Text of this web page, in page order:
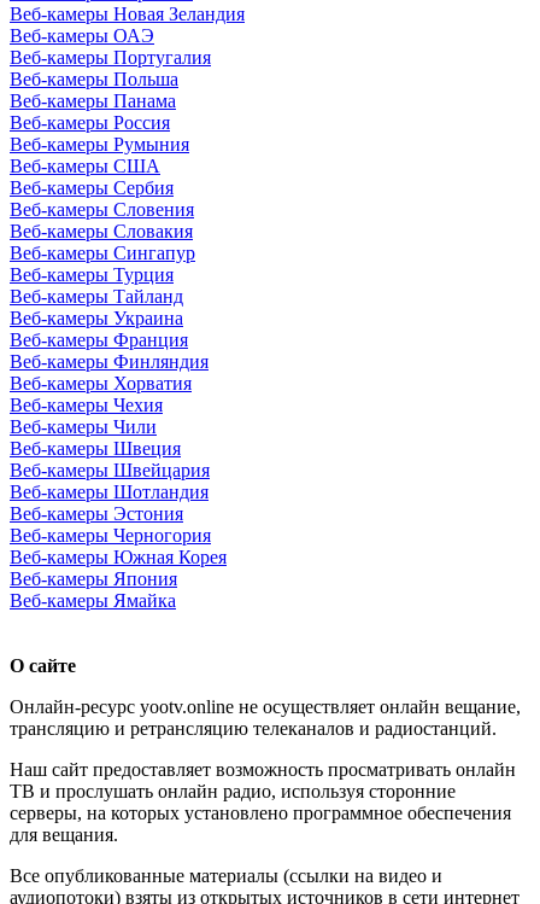
Веб-камеры Новая Зеландия
Веб-камеры ОАЭ
Веб-камеры Португалия
Веб-камеры Польша
Веб-камеры Панама
Веб-камеры Россия
Веб-камеры Румыния
Веб-камеры США
Веб-камеры Сербия
Веб-камеры Словения
Веб-камеры Словакия
Веб-камеры Сингапур
Веб-камеры Турция
Веб-камеры Тайланд
Веб-камеры Украина
Веб-камеры Франция
Веб-камеры Финляндия
Веб-камеры Хорватия
Веб-камеры Чехия
Веб-камеры Чили
Веб-камеры Швеция
Веб-камеры Швейцария
Веб-камеры Шотландия
Веб-камеры Эстония
Веб-камеры Черногория
Веб-камеры Южная Корея
Веб-камеры Япония
Веб-камеры Ямайка
О сайте
Онлайн-ресурс yootv.online не осуществляет онлайн вещание,
трансляцию и ретрансляцию телеканалов и радиостанций.
Наш сайт предоставляет возможность просматривать онлайн
ТВ и прослушать онлайн радио, используя сторонние
серверы, на которых установлено программное обеспечения
для вещания.
Все опубликованные материалы (ссылки на видео и
аудиопотоки) взяты из открытых источников в сети интернет